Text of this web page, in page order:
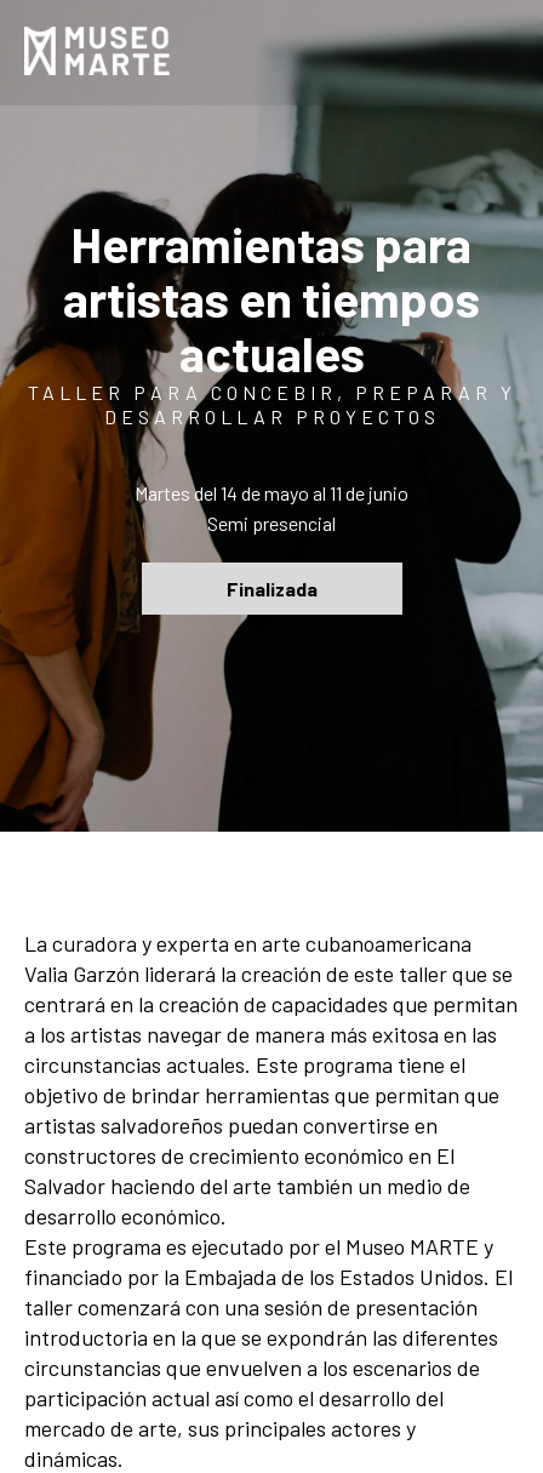
Herramientas para
artistas en tiempos
actuales
TALLER PARA CONCEBIR, PREPARAR Y
DESARROLLAR PROYECTOS
Martes del 14 de mayo al 11 de junio
Semi presencial
Finalizada
La curadora y experta en arte cubanoamericana
Valia Garzón liderará la creación de este taller que se
centrará en la creación de capacidades que permitan
a los artistas navegar de manera más exitosa en las
circunstancias actuales. Este programa tiene el
objetivo de brindar herramientas que permitan que
artistas salvadoreños puedan convertirse en
constructores de crecimiento económico en El
Salvador haciendo del arte también un medio de
desarrollo económico.
Este programa es ejecutado por el Museo MARTE y
financiado por la Embajada de los Estados Unidos. El
taller comenzará con una sesión de presentación
introductoria en la que se expondrán las diferentes
circunstancias que envuelven a los escenarios de
participación actual así como el desarrollo del
mercado de arte, sus principales actores y
dinámicas.